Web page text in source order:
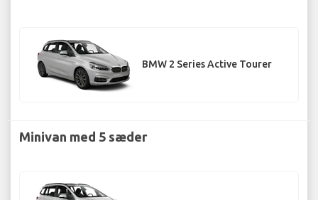
BMW 2 Series Active Tourer
Minivan med 5 sæder